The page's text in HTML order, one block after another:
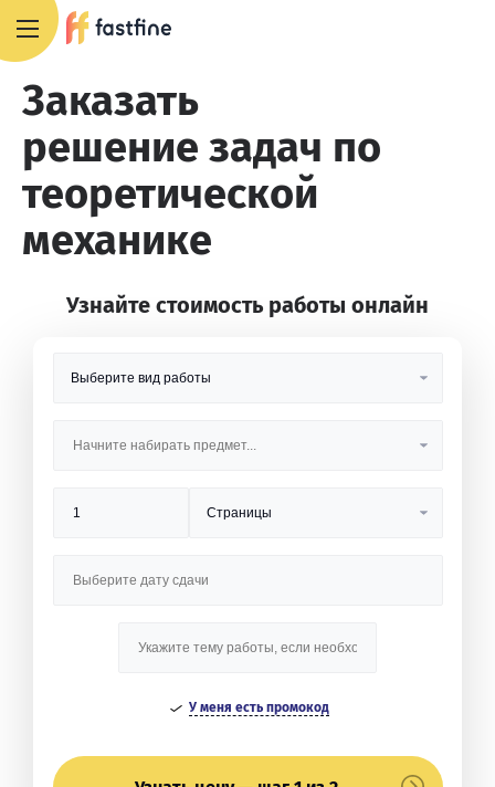
Заказать
решение задач по
теоретической
механике
Узнайте стоимость работы онлайн
У меня есть промокод